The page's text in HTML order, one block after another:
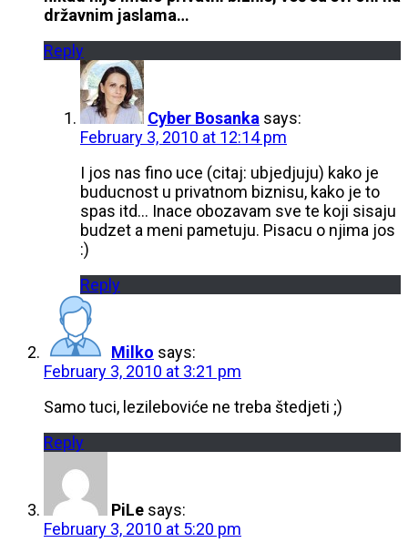
državnim jaslama…
Reply
Cyber Bosanka says:
February 3, 2010 at 12:14 pm
I jos nas fino uce (citaj: ubjedjuju) kako je
buducnost u privatnom biznisu, kako je to
spas itd… Inace obozavam sve te koji sisaju
budzet a meni pametuju. Pisacu o njima jos
:)
Reply
Milko says:
February 3, 2010 at 3:21 pm
Samo tuci, lezileboviće ne treba štedjeti ;)
Reply
PiLe says:
February 3, 2010 at 5:20 pm